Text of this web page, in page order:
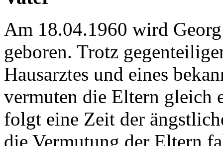
Am 18.04.1960 wird
geboren. Trotz
Hausarztes und eines
vermuten die Eltern gleich
folgt eine Zeit der
die Vermutung der Eltern